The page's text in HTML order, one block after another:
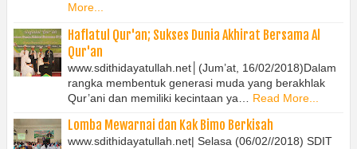
More...
Haflatul Qur'an; Sukses Dunia Akhirat Bersama Al
Qur'an
www.sdithidayatullah.net│(Jum’at, 16/02/2018)Dalam
rangka membentuk generasi muda yang berakhlak
Qur’ani dan memiliki kecintaan ya…
Read More...
Lomba Mewarnai dan Kak Bimo Berkisah
www.sdithidayatullah.net| Selasa (06/02//2018) SDIT